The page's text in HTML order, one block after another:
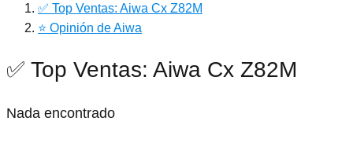
✅ Top Ventas: Aiwa Cx Z82M
⭐ Opinión de Aiwa
✅ Top Ventas: Aiwa Cx Z82M
Nada encontrado